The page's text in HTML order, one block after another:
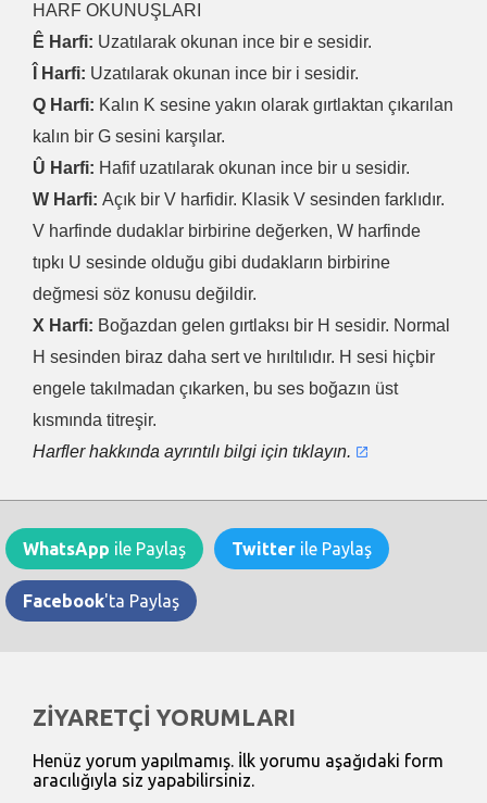
HARF OKUNUŞLARI
Ê Harfi: Uzatılarak okunan ince bir e sesidir.
Î Harfi: Uzatılarak okunan ince bir i sesidir.
Q Harfi: Kalın K sesine yakın olarak gırtlaktan çıkarılan
kalın bir G sesini karşılar.
Û Harfi: Hafif uzatılarak okunan ince bir u sesidir.
W Harfi: Açık bir V harfidir. Klasik V sesinden farklıdır.
V harfinde dudaklar birbirine değerken, W harfinde
tıpkı U sesinde olduğu gibi dudakların birbirine
değmesi söz konusu değildir.
X Harfi: Boğazdan gelen gırtlaksı bir H sesidir. Normal
H sesinden biraz daha sert ve hırıltılıdır. H sesi hiçbir
engele takılmadan çıkarken, bu ses boğazın üst
kısmında titreşir.
Harfler hakkında ayrıntılı bilgi için tıklayın.
WhatsApp ile Paylaş Twitter ile Paylaş
Facebook'ta Paylaş
ZİYARETÇİ YORUMLARI
Henüz yorum yapılmamış. İlk yorumu aşağıdaki form
aracılığıyla siz yapabilirsiniz.